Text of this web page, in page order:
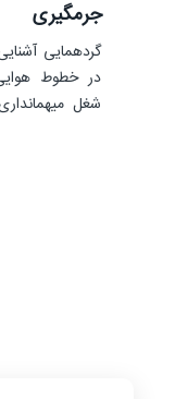
جرمگیری
گردهمایی
شغل
خارجی با حضور